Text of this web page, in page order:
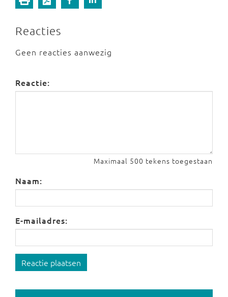
Reacties
Geen reacties aanwezig
Reactie:
Maximaal 500 tekens toegestaan
Naam:
E-mailadres:
Reactie plaatsen